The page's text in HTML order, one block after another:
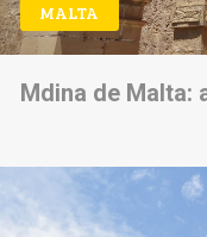
MALTA
Mdina de Malta: